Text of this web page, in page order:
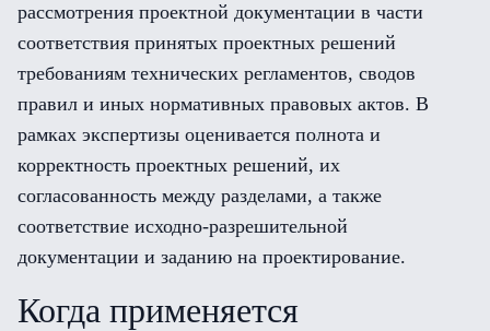
рассмотрения проектной документации в части
соответствия принятых проектных решений
требованиям технических регламентов, сводов
правил и иных нормативных правовых актов. В
рамках экспертизы оценивается полнота и
корректность проектных решений, их
согласованность между разделами, а также
соответствие исходно-разрешительной
документации и заданию на проектирование.
Когда применяется